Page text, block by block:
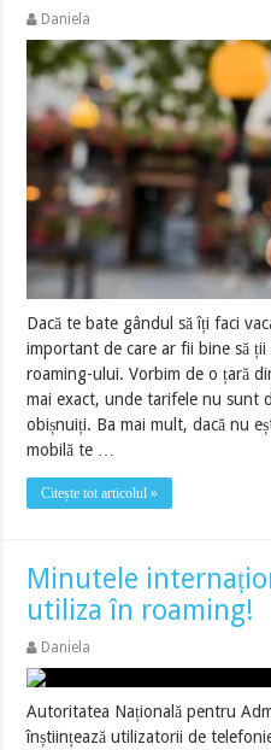
Daniela
Dacă te bate gândul să îți faci
important de care ar fii bine să
roaming-ului. Vorbim de o țară
mai exact, unde tarifele nu sunt
obișnuiți. Ba mai mult, dacă nu
mobilă te …
Citește tot articolul »
Minutele
utiliza în roaming!
Daniela
Autoritatea Națională pentru
înștiințează utilizatorii de